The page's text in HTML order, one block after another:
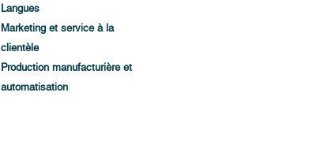
Langues
Marketing et service à la
clientèle
Production manufacturière et
automatisation